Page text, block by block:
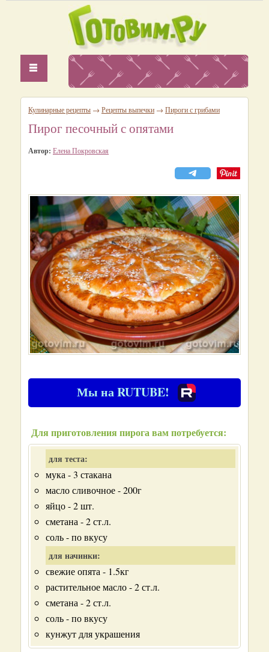
Кулинарные рецепты → Рецепты выпечки → Пироги с грибами
Пирог песочный с опятами
Автор: Елена Покровская
Мы на RUTUBE!
Для приготовления пирога вам потребуется:
для теста:
мука - 3 стакана
масло сливочное - 200г
яйцо - 2 шт.
сметана - 2 ст.л.
соль - по вкусу
для начинки:
свежие опята - 1.5кг
растительное масло - 2 ст.л.
сметана - 2 ст.л.
соль - по вкусу
кунжут для украшения